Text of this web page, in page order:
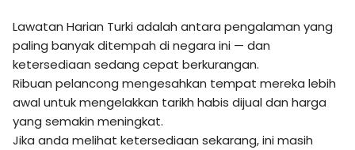
Lawatan Harian Turki adalah antara pengalaman yang
paling banyak ditempah di negara ini — dan
ketersediaan sedang cepat berkurangan.
Ribuan pelancong mengesahkan tempat mereka lebih
awal untuk mengelakkan tarikh habis dijual dan harga
yang semakin meningkat.
Jika anda melihat ketersediaan sekarang, ini masih